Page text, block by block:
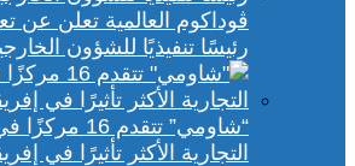
ڤوداكوم العالمية تعلن عن
رئيسًا تنفيذيًا للشؤون
“شاومي”
التجارية الأكثر تأثيرًا في إفريقيا